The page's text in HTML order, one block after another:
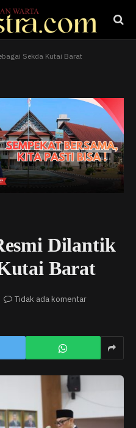
Sekda Kutai Barat
Dilantik
Barat
Tidak ada komentar